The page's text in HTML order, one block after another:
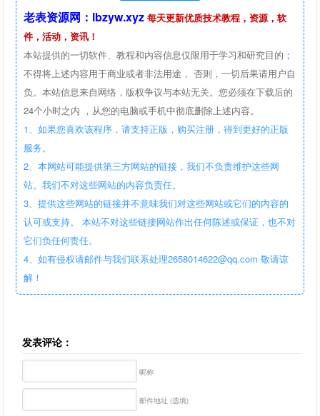
老表资源网：lbzyw.xyz 每天更新优质技术教程，资源，软
件，活动，资讯！
本站提供的一切软件、教程和内容信息仅限用于学习和研究目的；
不得将上述内容用于商业或者非法用途， 否则，一切后果请用户自
负。本站信息来自网络，版权争议与本站无关。您必须在下载后的
24个小时之内 ，从您的电脑或手机中彻底删除上述内容。
1、如果您喜欢该程序，请支持正版，购买注册，得到更好的正版
服务。
2、本网站可能提供第三方网站的链接，我们不负责维护这些网
站。我们不对这些网站的内容负责任。
3、提供这些网站的链接并不意味我们对这些网站或它们的内容的
认可或支持。 本站不对这些链接网站作出任何陈述或保证，也不对
它们负任何责任。
4、如有侵权请邮件与我们联系处理2658014622@qq.com 敬请谅
解！
发表评论：
昵称
邮件地址 (选填)